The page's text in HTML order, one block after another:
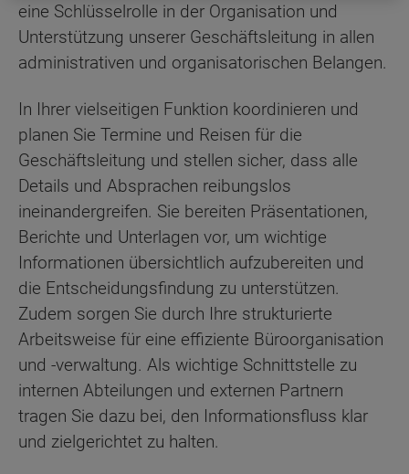
eine Schlüsselrolle in der Organisation und
Unterstützung unserer Geschäftsleitung in allen
administrativen und organisatorischen Belangen.
In Ihrer vielseitigen Funktion koordinieren und
planen Sie Termine und Reisen für die
Geschäftsleitung und stellen sicher, dass alle
Details und Absprachen reibungslos
ineinandergreifen. Sie bereiten Präsentationen,
Berichte und Unterlagen vor, um wichtige
Informationen übersichtlich aufzubereiten und
die Entscheidungsfindung zu unterstützen.
Zudem sorgen Sie durch Ihre strukturierte
Arbeitsweise für eine effiziente Büroorganisation
und -verwaltung. Als wichtige Schnittstelle zu
internen Abteilungen und externen Partnern
tragen Sie dazu bei, den Informationsfluss klar
und zielgerichtet zu halten.